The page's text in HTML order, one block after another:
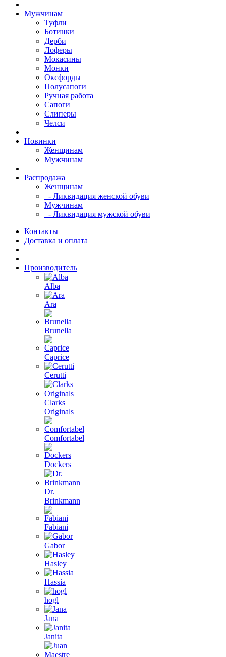
Мужчинам
Туфли
Ботинки
Дерби
Лоферы
Мокасины
Монки
Оксфорды
Полусапоги
Ручная работа
Сапоги
Слиперы
Челси
Новинки
Женщинам
Мужчинам
Распродажа
Женщинам
- Ликвидация женской обуви
Мужчинам
- Ликвидация мужской обуви
Контакты
Доставка и оплата
Производитель
Alba
Ara
Brunella
Caprice
Cerutti
Clarks
Originals
Comfortabel
Dockers
Dr.
Brinkmann
Fabiani
Gabor
Hasley
Hassia
hogl
Jana
Janita